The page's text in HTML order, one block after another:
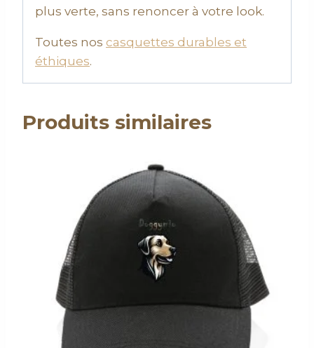
plus verte, sans renoncer à votre look.
Toutes nos casquettes durables et
éthiques.
Produits similaires